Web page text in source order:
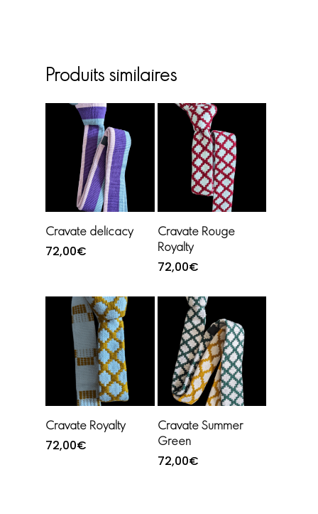
Produits similaires
Ajouter au
Cravate delicacy
72,00€
Lire la suite
Cravate Rouge
Royalty
72,00€
Ajouter au
Cravate Royalty
72,00€
Ajouter au
Cravate Summer
Green
72,00€